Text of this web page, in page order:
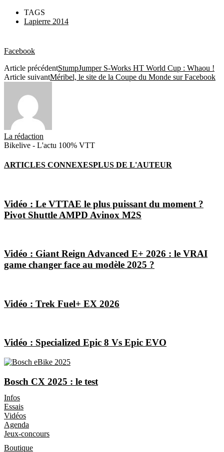
TAGS
Lapierre 2014
Facebook
Article précédentStumpJumper S-Works HT World Cup : Whaou !
Article suivantMéribel, le site de la Coupe du Monde sur Facebook
La rédaction
Bikelive - L'actu 100% VTT
ARTICLES CONNEXESPLUS DE L'AUTEUR
Vidéo : Le VTTAE le plus puissant du moment ?
Pivot Shuttle AMPD Avinox M2S
Vidéo : Giant Reign Advanced E+ 2026 : le VRAI
game changer face au modèle 2025 ?
Vidéo : Trek Fuel+ EX 2026
Vidéo : Specialized Epic 8 Vs Epic EVO
Bosch CX 2025 : le test
Infos
Essais
Vidéos
Agenda
Jeux-concours
Boutique